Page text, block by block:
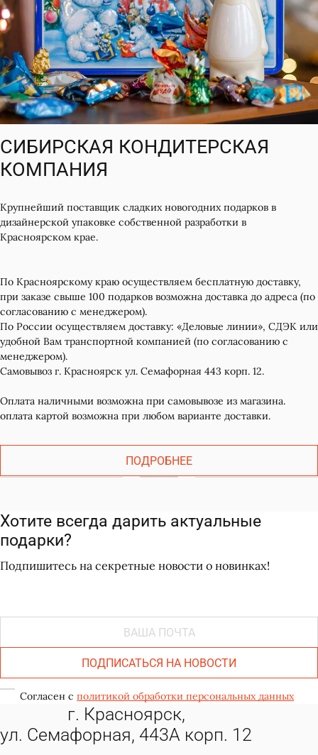
СИБИРСКАЯ КОНДИТЕРСКАЯ
КОМПАНИЯ
Крупнейший поставщик сладких новогодних подарков в
дизайнерской упаковке собственной разработки в
Красноярском крае.
По Красноярскому краю осуществляем бесплатную доставку,
при заказе свыше 100 подарков возможна доставка до адреса (по
согласованию с менеджером).
По России осуществляем доставку: «Деловые линии», СДЭК или
удобной Вам транспортной компанией (по согласованию с
менеджером).
Самовывоз г. Красноярск ул. Семафорная 443 корп. 12.
Оплата наличными возможна при самовывозе из магазина.
оплата картой возможна при любом варианте доставки.
ПОДРОБНЕЕ
Хотите всегда дарить актуальные
подарки?
Подпишитесь на секретные новости о новинках!
ПОДПИСАТЬСЯ НА НОВОСТИ
Согласен сполитикой обработки персональных данных
г. Красноярск,
ул. Семафорная, 443А корп. 12
Согласен сполитикой обработки
персональных данных